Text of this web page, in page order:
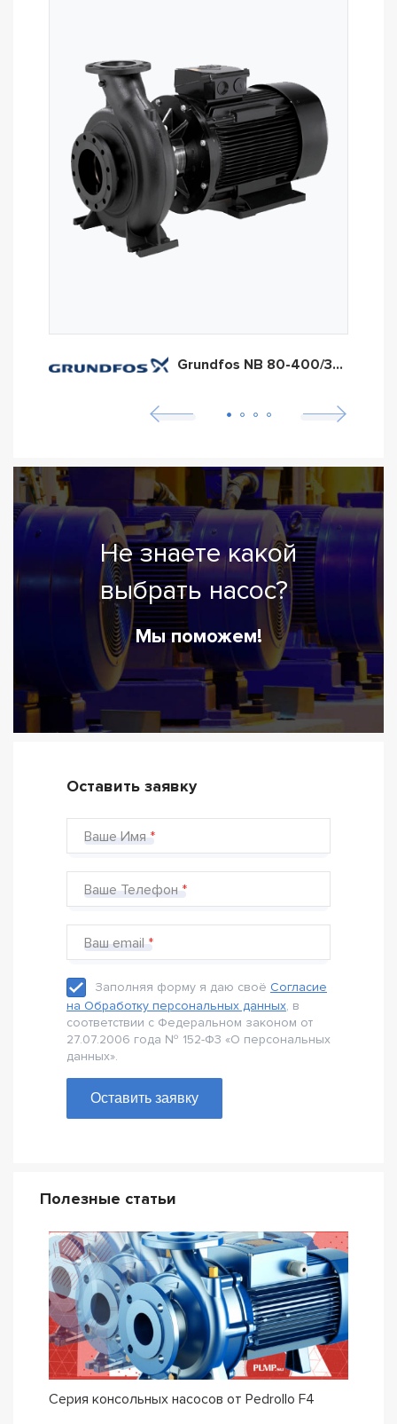
Grundfos NB 80-400/365
Не знаете какой
выбрать насос?
Мы поможем!
Оставить заявку
Ваше Имя
Ваше Телефон
Ваш email
Заполняя форму я даю своё Согласие
на Обработку персональных данных, в
соответствии с Федеральном законом от
27.07.2006 года № 152-Ф3 «О персональных
данных».
Оставить заявку
Полезные статьи
Серия консольных насосов от Pedrollo F4